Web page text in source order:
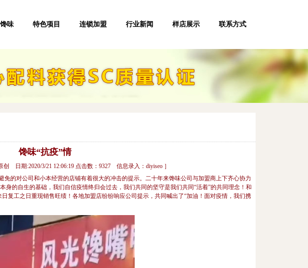
味 特色项目 连锁加盟 行业新闻 样店展示 联系方式
馋味“抗疫”情
日期:2020/3/21 12:06:19 点击数：9327 信息录入：diyiseo ］
免的对公司和小本经营的店铺有着很大的冲击的提示。二十年来馋味公司与加盟商上下齐心协力
身的自生的基础，我们自信疫情终归会过去，我们共同的坚守是我们共同“活着”的共同理念！和
复工之日重现销售旺绩！各地加盟店纷纷响应公司提示，共同喊出了“加油！面对疫情，我们携